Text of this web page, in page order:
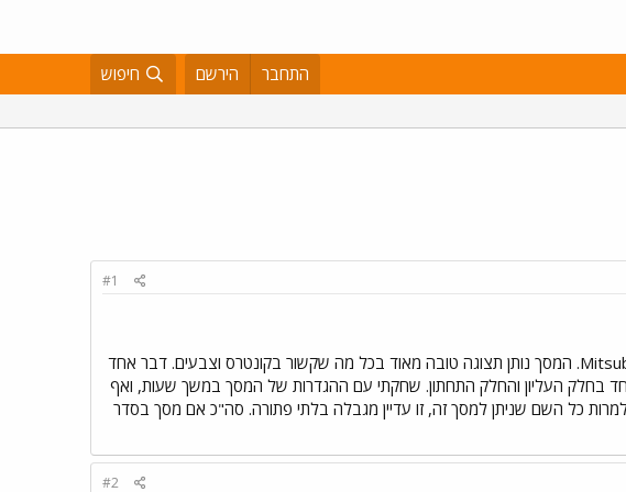
התחבר הירשם חיפוש
#1
שלום חברים, לאחר התלבטות "הלכתי על בטוח" ורכשתי מסך Mitsubishi Diamond Pro 930SB. המסך נותן תצוגה טובה מאוד בכל מה שקשור בקונטרס וצבעים. דבר אחד
בחלק העליון והחלק התחתון. שחקתי עם ההגדרות של המסך במשך שעות, ואף
כל השם שניתן למסך זה, זו עדיין מגבלה בלתי פתורה. סה"כ אם מסך בסדר
#2